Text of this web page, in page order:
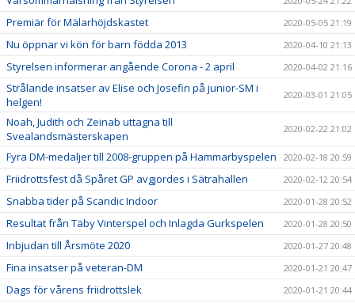
Premiär för Mälarhöjdskastet 2020-05-05 21:19
Nu öppnar vi kön för barn födda 2013 2020-04-10 21:13
Styrelsen informerar angående Corona - 2 april 2020-04-02 21:16
Strålande insatser av Elise och Josefin på junior-SM i
helgen!
2020-03-01 21:05
Noah, Judith och Zeinab uttagna till
Svealandsmästerskapen
2020-02-22 21:02
Fyra DM-medaljer till 2008-gruppen på Hammarbyspelen 2020-02-18 20:59
Friidrottsfest då Spåret GP avgjordes i Sätrahallen 2020-02-12 20:54
Snabba tider på Scandic Indoor 2020-01-28 20:52
Resultat från Täby Vinterspel och Inlagda Gurkspelen 2020-01-28 20:50
Inbjudan till Årsmöte 2020 2020-01-27 20:48
Fina insatser på veteran-DM 2020-01-21 20:47
Dags för vårens friidrottslek 2020-01-21 20:44